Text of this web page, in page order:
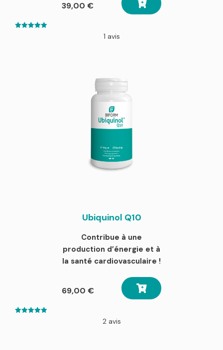
39,00 €
1 avis
Ubiquinol Q10
Contribue à une
production d’énergie et à
la santé cardiovasculaire !
69,00 €
2 avis